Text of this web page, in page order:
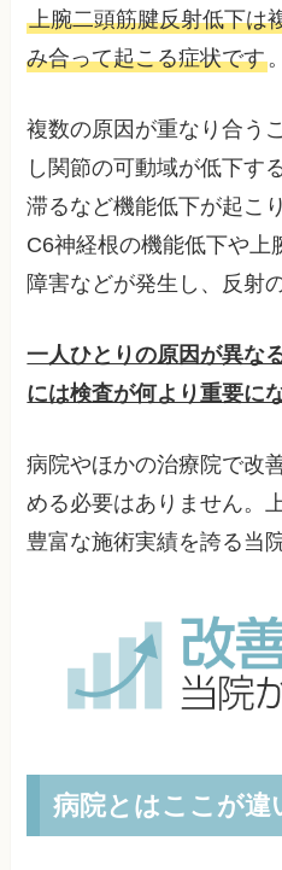
上腕二頭筋腱反射低下は
み合って起こる症状です。
複数の原因が重なり合う
し関節の可動域が低下す
滞るなど機能低下が起こ
C6神経根の機能低下や上
障害などが発生し、反射
一人ひとりの原因が異な
には検査が何より重要に
病院やほかの治療院で改
める必要はありません。
豊富な施術実績を誇る当
病院とはここが違